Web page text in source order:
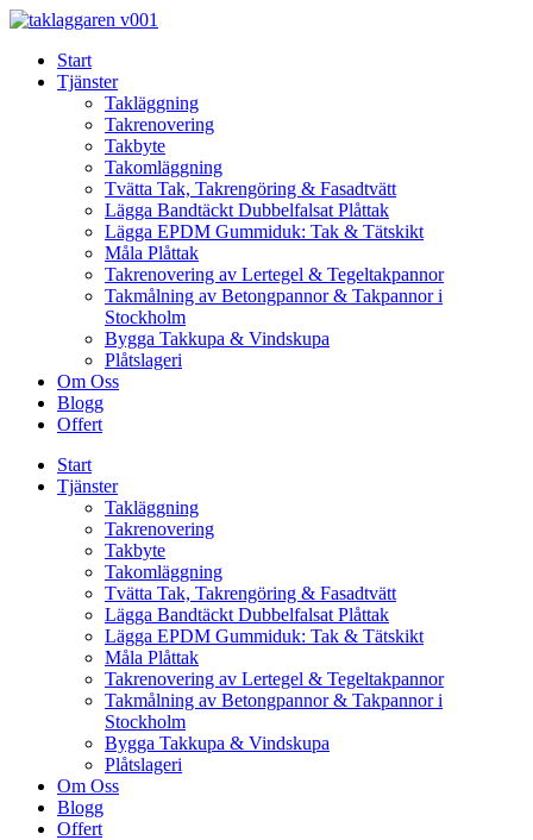
Skip
contentStart
Tjänster
Takläggning
Takrenovering
Takbyte
Takomläggning
Tvätta Tak, Takrengöring & Fasadtvätt
Lägga Bandtäckt Dubbelfalsat Plåttak
Lägga EPDM Gummiduk: Tak & Tätskikt
Måla Plåttak
Takrenovering av Lertegel & Tegeltakpannor
Takmålning av Betongpannor & Takpannor i
Stockholm
Bygga Takkupa & Vindskupa
Plåtslageri
Om Oss
Blogg
Offert
Start
Tjänster
Takläggning
Takrenovering
Takbyte
Takomläggning
Tvätta Tak, Takrengöring & Fasadtvätt
Lägga Bandtäckt Dubbelfalsat Plåttak
Lägga EPDM Gummiduk: Tak & Tätskikt
Måla Plåttak
Takrenovering av Lertegel & Tegeltakpannor
Takmålning av Betongpannor & Takpannor i
Stockholm
Bygga Takkupa & Vindskupa
Plåtslageri
Om Oss
Blogg
Offert